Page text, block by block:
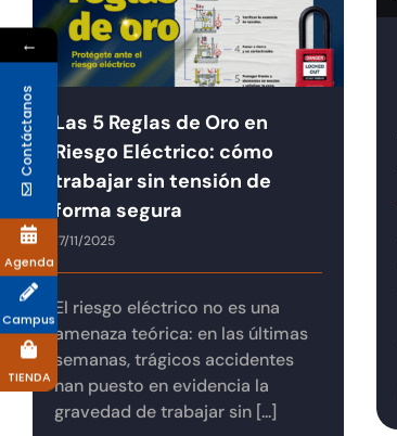
Las 5 Reglas de Oro en
Riesgo Eléctrico: cómo
trabajar sin tensión de
forma segura
17/11/2025
El riesgo eléctrico no es una
amenaza teórica: en las últimas
semanas, trágicos accidentes
han puesto en evidencia la
gravedad de trabajar sin [...]
←
Contáctanos
Agenda
Campus
TIENDA